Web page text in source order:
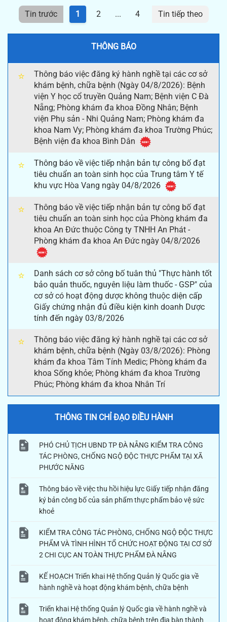
Tin trước 1 2 ... 4 Tin tiếp theo
THÔNG BÁO
⭐
Thông báo việc đăng ký hành nghề tại các cơ sở
khám bệnh, chữa bệnh (Ngày 04/8/2026): Bệnh
viện Y học cổ truyền Quảng Nam; Bệnh viện C Đà
Nẵng; Phòng khám đa khoa Đồng Nhân; Bệnh
viện Phụ sản - Nhi Quảng Nam; Phòng khám đa
khoa Nam Vy; Phòng khám đa khoa Trường Phúc;
Bệnh viện đa khoa Bình Dân
⭐
Thông báo về việc tiếp nhận bản tự công bố đạt
tiêu chuẩn an toàn sinh học của Trung tâm Y tế
khu vực Hòa Vang ngày 04/8/2026
⭐
Thông báo về việc tiếp nhận bản tự công bố đạt
tiêu chuẩn an toàn sinh học của Phòng khám đa
khoa An Đức thuộc Công ty TNHH An Phát -
Phòng khám đa khoa An Đức ngày 04/8/2026
⭐
Danh sách cơ sở công bố tuân thủ "Thực hành tốt
bảo quản thuốc, nguyên liệu làm thuốc - GSP" của
cơ sở có hoạt động dược không thuộc diện cấp
Giấy chứng nhận đủ điều kiện kinh doanh Dược
tính đến ngày 03/8/2026
⭐
Thông báo việc đăng ký hành nghề tại các cơ sở
khám bệnh, chữa bệnh (Ngày 03/8/2026): Phòng
khám đa khoa Tâm Tính Medic; Phòng khám đa
khoa Sống khỏe; Phòng khám đa khoa Trường
Phúc; Phòng khám đa khoa Nhân Trí
THÔNG TIN CHỈ ĐẠO ĐIỀU HÀNH
PHÓ CHỦ TỊCH UBND TP ĐÀ NẴNG KIỂM TRA CÔNG
TÁC PHÒNG, CHỐNG NGỘ ĐỘC THỰC PHẨM TẠI XÃ
PHƯỚC NĂNG
Thông báo về việc thu hồi hiệu lực Giấy tiếp nhận đăng
ký bản công bố của sản phẩm thực phẩm bảo vệ sức
khoẻ
KIỂM TRA CÔNG TÁC PHÒNG, CHỐNG NGỘ ĐỘC THỰC
PHẨM VÀ TÌNH HÌNH TỔ CHỨC HOẠT ĐỘNG TẠI CƠ SỞ
2 CHI CỤC AN TOÀN THỰC PHẨM ĐÀ NẴNG
KẾ HOẠCH Triển khai Hệ thống Quản lý Quốc gia về
hành nghề và hoạt động khám bệnh, chữa bệnh
Triển khai Hệ thống Quản lý Quốc gia về hành nghề và
hoạt động khám bệnh, chữa bệnh trên địa bàn thành